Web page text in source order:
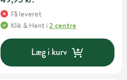
Få leveret
Klik & Hent i2 centre
Læg i kurv